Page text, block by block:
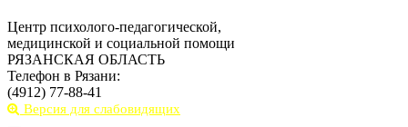
Центр психолого-педагогической,
медицинской и социальной помощи
РЯЗАНСКАЯ ОБЛАСТЬ
Телефон в Рязани:
(4912) 77-88-41
Версия для слабовидящих